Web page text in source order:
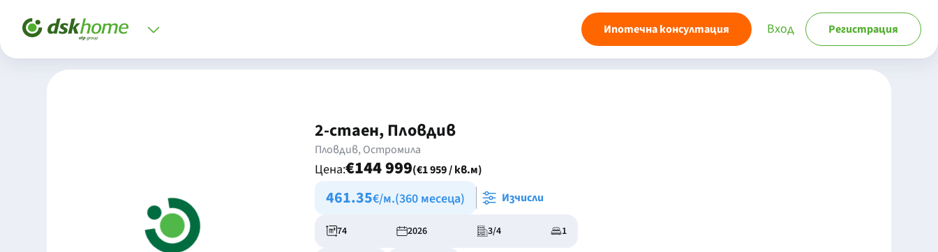
Ипотечна консултация Вход Регистрация
2-стаен, Пловдив
Пловдив, Остромила
Цена:€144 999(€1 959 / кв.м)
461.35€/м.(360 месеца) Изчисли
74 2026 3/4 1